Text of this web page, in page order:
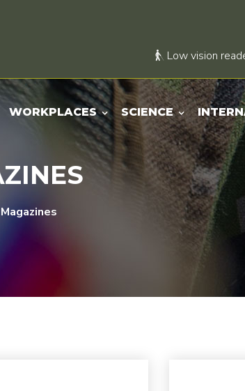
Low vision
WORKPLACES SCIENCE
Magazines